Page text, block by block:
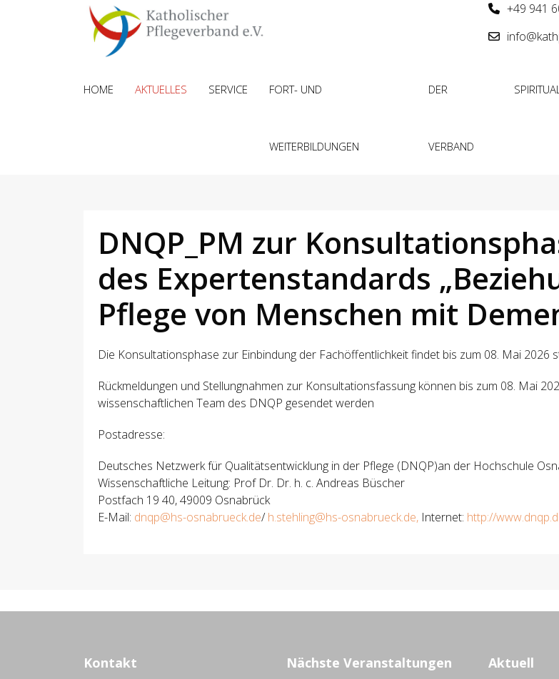
+49 941
HOME AKTUELLES SERVICE FORT- UND
WEITERBILDUNGEN
DER
VERBAND
DNQP_PM zur
des Expertenstandards
Pflege von Menschen mit
Die Konsultationsphase zur Einbindung der Fachöffentlichkeit findet bis zum 08. Mai 2026
Rückmeldungen und Stellungnahmen zur Konsultationsfassung können bis zum 08. Mai
wissenschaftlichen Team des DNQP gesendet werden
Postadresse:
Deutsches Netzwerk für Qualitätsentwicklung in der Pflege (DNQP)an der Hochschule
Wissenschaftliche Leitung: Prof Dr. Dr. h. c. Andreas Büscher
Postfach 19 40, 49009 Osnabrück
E-Mail: dnqp@hs-osnabrueck.de/h.stehling@hs-osnabrueck.de, Internet: http://
Kontakt Nächste Veranstaltungen Aktuell